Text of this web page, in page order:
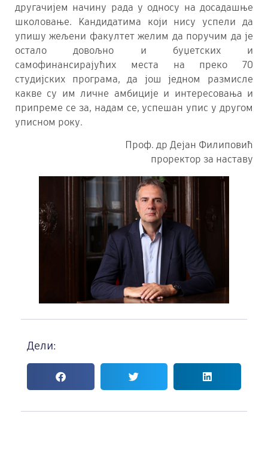
другачијем начину рада у односу на досадашње
школовање. Kандидатима који нису успели да
упишу жељени факултет желим да поручим да је
остало довољно и буџетских и
самофинансирајућих места на преко 70
студијских програма, да још једном размисле
какве су им личне амбиције и интересовања и
припреме се за, надам се, успешан упис у другом
уписном року.
Проф. др Дејан Филиповић
проректор за наставу
Дели: